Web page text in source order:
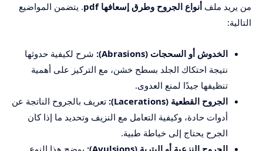
من يريد ملف أنواع الجروح وطرق إسعافها pdf
. يتضمن المواضيع
التالية:
الخدوش أو السحجات (Abrasions):
شرح لكيفية حدوثها
نتيجة احتكاك الجلد بسطح خشن، مع التركيز على أهمية
تنظيفها جيدًا لمنع العدوى.
الجروح القطعية (Lacerations):
تعريف بالجروح الناتجة عن
أدوات حادة، وكيفية التعامل مع النزيف وتحديد ما إذا كان
الجرح يحتاج إلى خياطة طبية.
الجروح النزعية أو البترية (Avulsions):
يوضح هذا النوع